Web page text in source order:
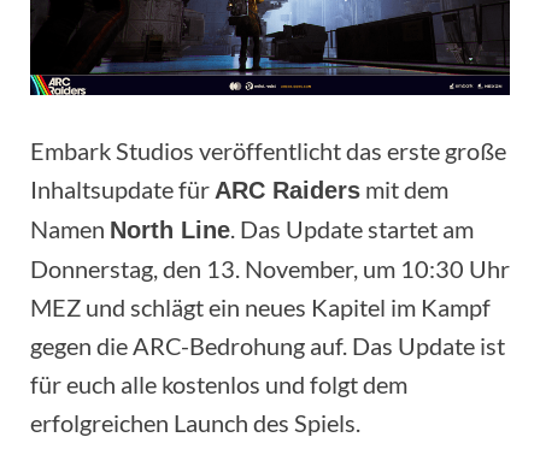
Embark Studios veröffentlicht das erste große
Inhaltsupdate für ARC Raiders mit dem
Namen North Line . Das Update startet am
Donnerstag, den 13. November, um 10:30 Uhr
MEZ und schlägt ein neues Kapitel im Kampf
gegen die ARC-Bedrohung auf. Das Update ist
für euch alle kostenlos und folgt dem
erfolgreichen Launch des Spiels.